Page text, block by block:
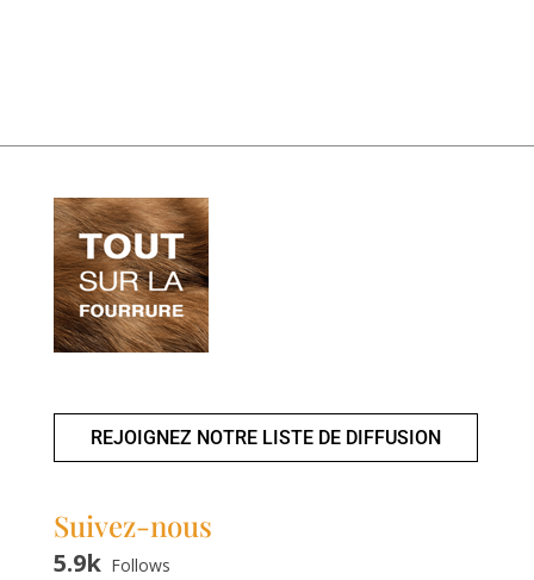
REJOIGNEZ NOTRE LISTE DE DIFFUSION
Suivez-nous
5.9k Follows